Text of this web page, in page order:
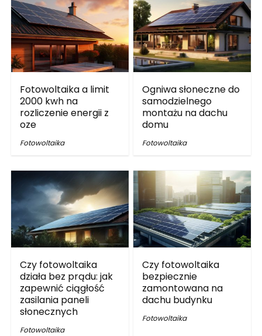
Fotowoltaika a limit
2000 kwh na
rozliczenie energii z
oze
Fotowoltaika
Ogniwa słoneczne do
samodzielnego
montażu na dachu
domu
Fotowoltaika
Czy fotowoltaika
działa bez prądu: jak
zapewnić ciągłość
zasilania paneli
słonecznych
Fotowoltaika
Czy fotowoltaika
bezpiecznie
zamontowana na
dachu budynku
Fotowoltaika